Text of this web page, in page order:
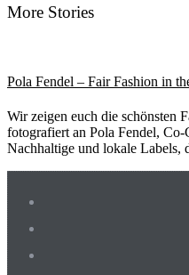
More Stories
Pola Fendel – Fair Fashion in
Wir zeigen euch die schönsten
fotografiert an Pola Fendel,
Nachhaltige und lokale